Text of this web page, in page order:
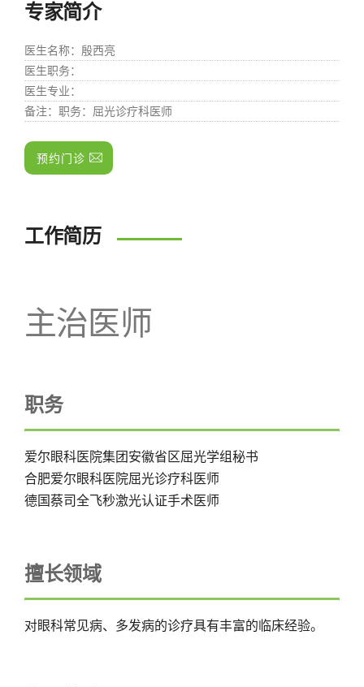
专家简介
医生名称：殷西亮
医生职务：
医生专业：
备注：职务：屈光诊疗科医师
预约门诊
工作简历
主治医师
职务
爱尔眼科医院集团安徽省区屈光学组秘书
合肥爱尔眼科医院屈光诊疗科医师
德国蔡司全飞秒激光认证手术医师
擅长领域
对眼科常见病、多发病的诊疗具有丰富的临床经验。